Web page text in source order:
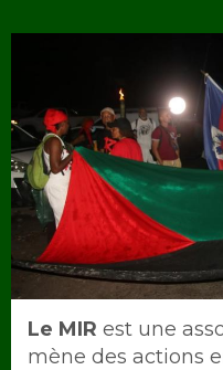
Intro
Le MIR est une
mène des actions